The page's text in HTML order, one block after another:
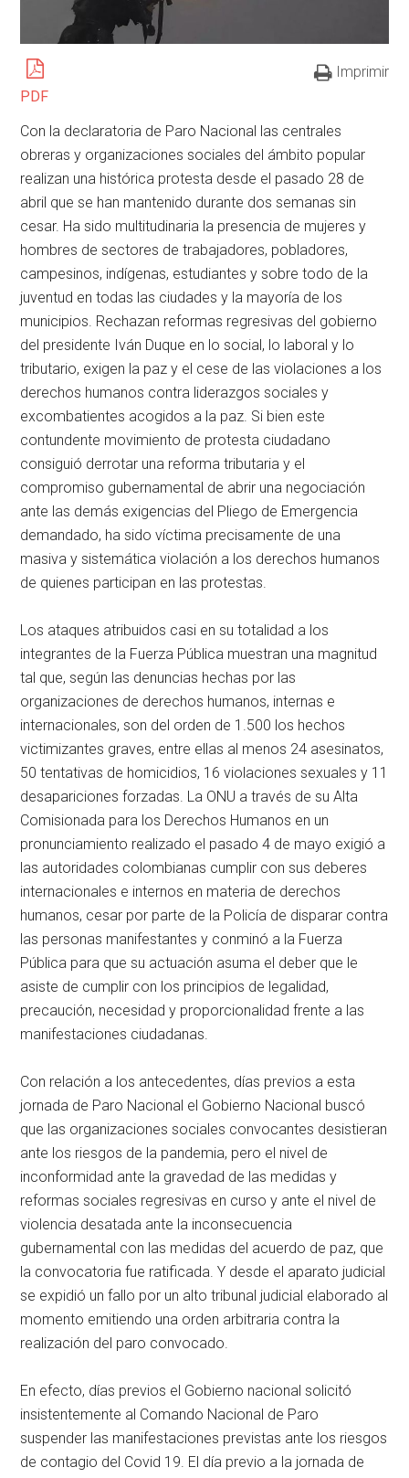
PDF
Imprimir
Con la declaratoria de Paro Nacional las centrales
obreras y organizaciones sociales del ámbito popular
realizan una histórica protesta desde el pasado 28 de
abril que se han mantenido durante dos semanas sin
cesar. Ha sido multitudinaria la presencia de mujeres y
hombres de sectores de trabajadores, pobladores,
campesinos, indígenas, estudiantes y sobre todo de la
juventud en todas las ciudades y la mayoría de los
municipios. Rechazan reformas regresivas del gobierno
del presidente Iván Duque en lo social, lo laboral y lo
tributario, exigen la paz y el cese de las violaciones a los
derechos humanos contra liderazgos sociales y
excombatientes acogidos a la paz. Si bien este
contundente movimiento de protesta ciudadano
consiguió derrotar una reforma tributaria y el
compromiso gubernamental de abrir una negociación
ante las demás exigencias del Pliego de Emergencia
demandado, ha sido víctima precisamente de una
masiva y sistemática violación a los derechos humanos
de quienes participan en las protestas.
Los ataques atribuidos casi en su totalidad a los
integrantes de la Fuerza Pública muestran una magnitud
tal que, según las denuncias hechas por las
organizaciones de derechos humanos, internas e
internacionales, son del orden de 1.500 los hechos
victimizantes graves, entre ellas al menos 24 asesinatos,
50 tentativas de homicidios, 16 violaciones sexuales y 11
desapariciones forzadas. La ONU a través de su Alta
Comisionada para los Derechos Humanos en un
pronunciamiento realizado el pasado 4 de mayo exigió a
las autoridades colombianas cumplir con sus deberes
internacionales e internos en materia de derechos
humanos, cesar por parte de la Policía de disparar contra
las personas manifestantes y conminó a la Fuerza
Pública para que su actuación asuma el deber que le
asiste de cumplir con los principios de legalidad,
precaución, necesidad y proporcionalidad frente a las
manifestaciones ciudadanas.
Con relación a los antecedentes, días previos a esta
jornada de Paro Nacional el Gobierno Nacional buscó
que las organizaciones sociales convocantes desistieran
ante los riesgos de la pandemia, pero el nivel de
inconformidad ante la gravedad de las medidas y
reformas sociales regresivas en curso y ante el nivel de
violencia desatada ante la inconsecuencia
gubernamental con las medidas del acuerdo de paz, que
la convocatoria fue ratificada. Y desde el aparato judicial
se expidió un fallo por un alto tribunal judicial elaborado al
momento emitiendo una orden arbitraria contra la
realización del paro convocado.
En efecto, días previos el Gobierno nacional solicitó
insistentemente al Comando Nacional de Paro
suspender las manifestaciones previstas ante los riesgos
de contagio del Covid 19. El día previo a la jornada de